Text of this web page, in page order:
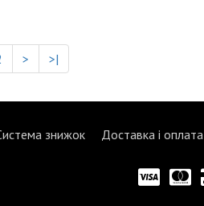
> >|
знижок Доставка і оплата